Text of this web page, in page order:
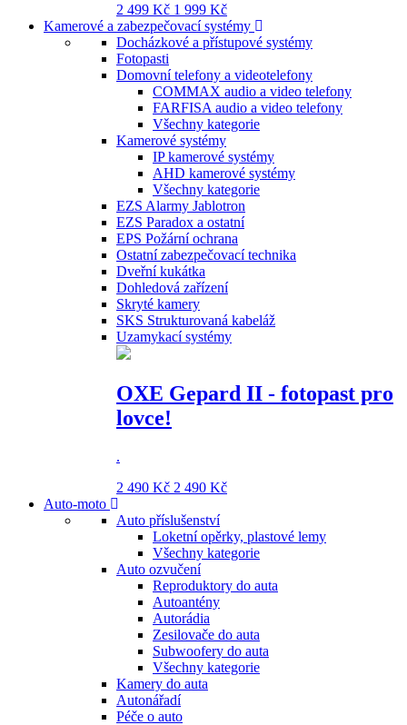
2 499 Kč 1 999 Kč
Kamerové a zabezpečovací systémy
Docházkové a přístupové systémy
Fotopasti
Domovní telefony a videotelefony
COMMAX audio a video telefony
FARFISA audio a video telefony
Všechny kategorie
Kamerové systémy
IP kamerové systémy
AHD kamerové systémy
Všechny kategorie
EZS Alarmy Jablotron
EZS Paradox a ostatní
EPS Požární ochrana
Ostatní zabezpečovací technika
Dveřní kukátka
Dohledová zařízení
Skryté kamery
SKS Strukturovaná kabeláž
Uzamykací systémy
OXE Gepard II - fotopast pro
lovce!
.
2 490 Kč 2 490 Kč
Auto-moto
Auto příslušenství
Loketní opěrky, plastové lemy
Všechny kategorie
Auto ozvučení
Reproduktory do auta
Autoantény
Autorádia
Zesilovače do auta
Subwoofery do auta
Všechny kategorie
Kamery do auta
Autonářadí
Péče o auto